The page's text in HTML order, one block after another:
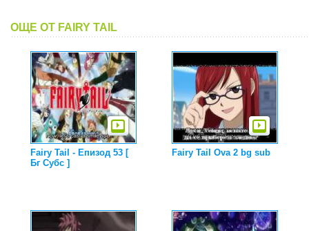
ОЩЕ ОТ FAIRY TAIL
Fairy Tail - Епизод 53 [
Бг Субс ]
Fairy Tail Ova 2 bg sub